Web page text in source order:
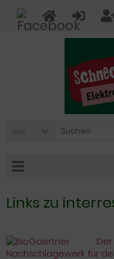
Alle
Links zu
Nachschlagewerk für